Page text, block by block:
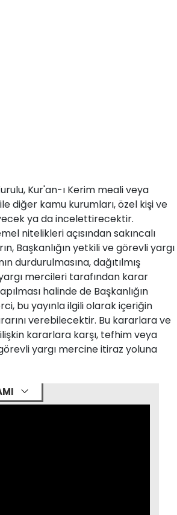
Kur'an-ı Kerim meali veya
diğer kamu kurumları, özel kişi ve
ya da incelettirecektir.
nitelikleri açısından sakıncalı
Başkanlığın yetkili ve görevli yargı
durdurulmasına, dağıtılmış
mercileri tarafından karar
halinde de Başkanlığın
bu yayınla ilgili olarak içeriğin
verebilecektir. Bu kararlara ve
kararlara karşı, tefhim veya
yargı mercine itiraz yoluna